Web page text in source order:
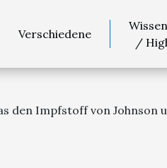
Verschiedene
/
den Impfstoff von Johnson